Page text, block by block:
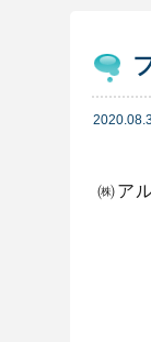
㈱ア